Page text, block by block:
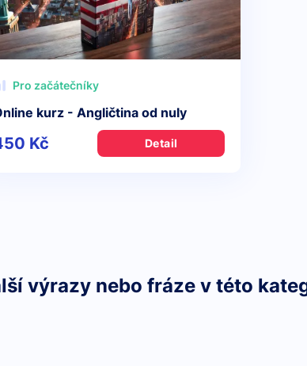
Pro začátečníky
kurz - Angličtina od nuly
Kč Detail
výrazy nebo fráze v této